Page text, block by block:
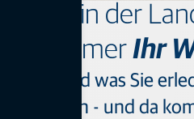
in der
es ist immer Ihr
tun ist und was Sie
- und da